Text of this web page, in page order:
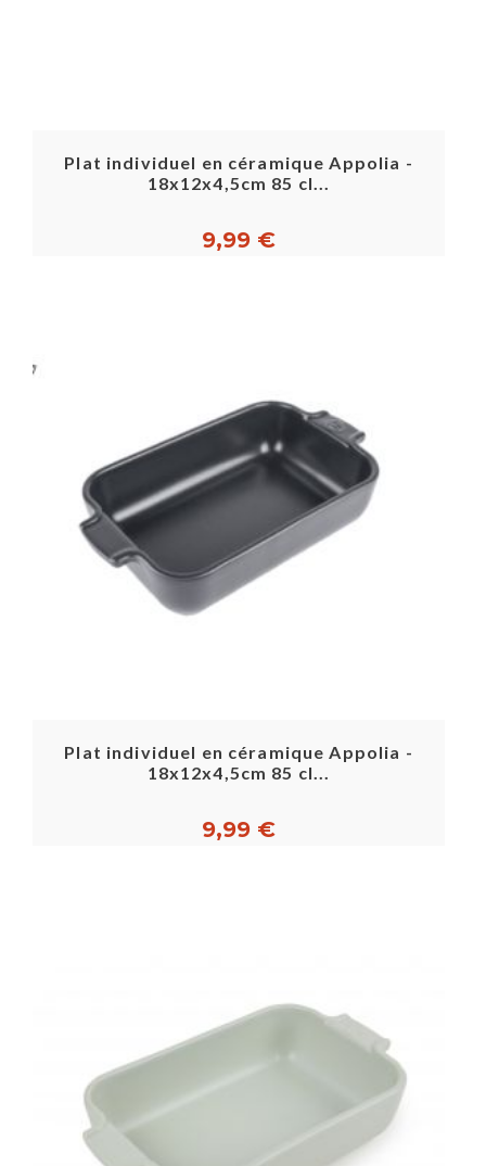
Plat individuel en céramique Appolia -
18x12x4,5cm 85 cl...
9,99 €
Plat individuel en céramique Appolia -
18x12x4,5cm 85 cl...
9,99 €